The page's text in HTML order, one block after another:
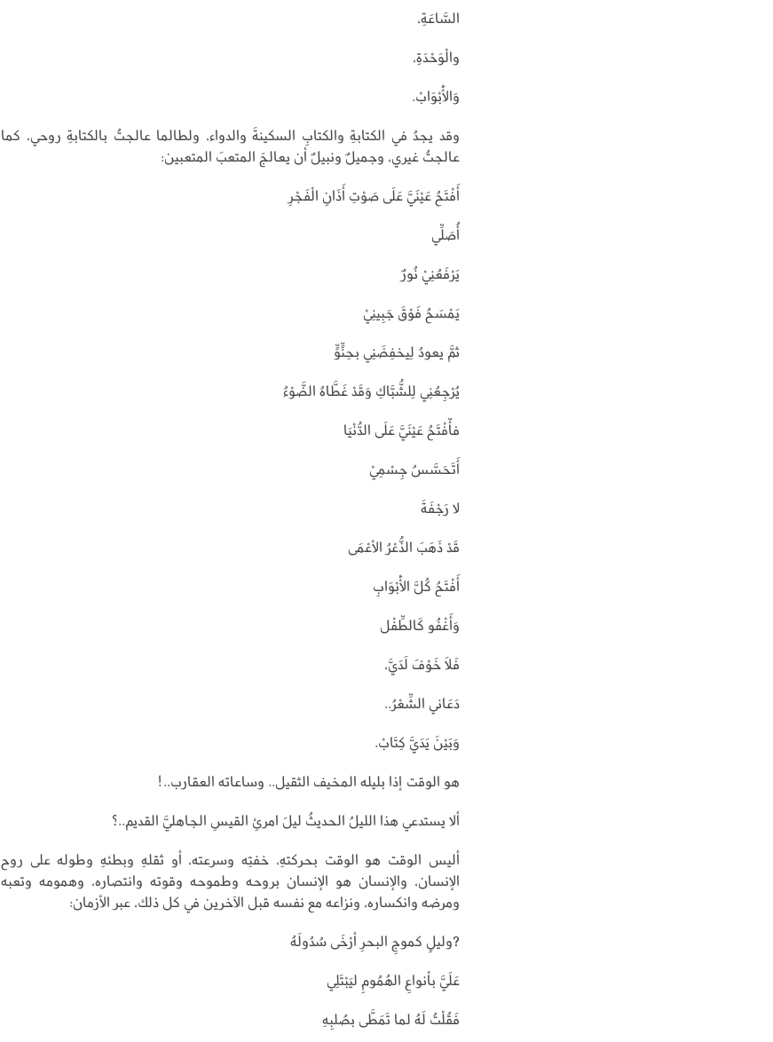
السَّاعَةِ،
والْوَحْدَةِ،
وَالْأَبْوَابْ.
وقد يجدُ في الكتابةِ والكتابِ السكينةَ والدواء، ولطالما عالجتُ بالكتابةِ روحي، كما
عالجتُ غيري، وجميلٌ ونبيلٌ أن يعالجَ المتعبَ المتعبين:
أَفْتَحُ عَيْنَيَّ عَلَى صَوْتِ أَذَانِ الْفَجْرِ
أُصَلِّي
يَرْفَعُنِيْ نُورٌ
يَمْسَحُ فَوْقَ جَبِينِيْ
ثمَّ يعودُ لِيخفِضَنِي بحِنٍّوٍّ
يُرْجِعُنِي لِلشُّبَّاكِ وَقَدْ غَطَّاهُ الضَّوْءُ
فأّفْتَحُ عَيْنَيَّ عَلَى الدُّنْيَا
أَتَحَسَّسُ جِسْمِيْ
لا رَجْفَةَ
قَدْ ذَهَبَ الذُّعْرُ الأعْمَى
أَفْتَحُ كُلَّ الْأَبْوَابِ
وَأَغْفُو كَالطِّفْل
فَلَا خَوْفَ لَدَيَّ،
دَعَاني الشِّعْرُ..
وَبَيْنَ يَدَيَّ كِتَابْ.
هو الوقت إذا بليله المخيف الثقيل.. وساعاته العقارب..!
ألا يستدعي هذا الليلُ الحديثُ ليلَ امرئِ القيسِ الجاهليَّ القديم..؟
أليس الوقت هو الوقت بحركتهِ، خفتِه وسرعته، أو ثقلهِ وبطئهِ وطوله على روح
الإنسان، والإنسان هو الإنسان بروحه وطموحه وقوته وانتصاره، وهمومه وتعبه
ومرضه وانكساره، ونزاعه مع نفسه قبل الآخرين في كل ذلك، عبر الأزمان:
?وليلٍ كموجِ البحرِ أرْخَى سُدُولَهُ
عَلَيَّ بأنواعِ الهُمُومِ ليَبْتَلِي
فَقُلْتُ لَهُ لما تَمَطَّى بصُلبِهِ